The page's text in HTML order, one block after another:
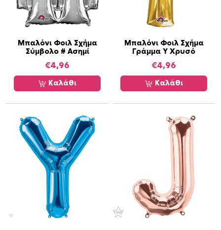
Μπαλόνι Φοιλ Σχήμα
Σύμβολο # Ασημί
€4,96
Καλάθι
Μπαλόνι Φοιλ Σχήμα
Γράμμα Y Χρυσό
€4,96
Καλάθι